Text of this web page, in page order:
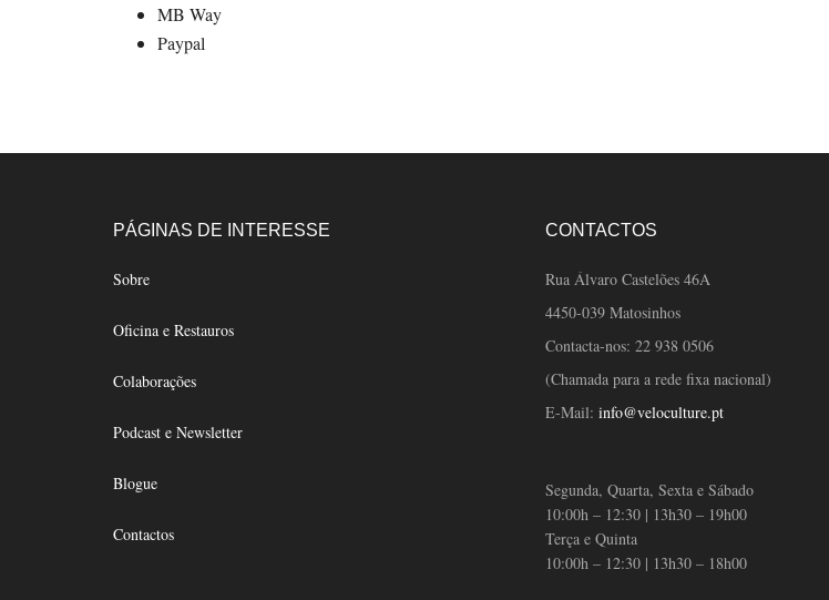
MB Way
Paypal
PÁGINAS DE INTERESSE
Sobre
Oficina e Restauros
Colaborações
Podcast e Newsletter
Blogue
Contactos
CONTACTOS
Rua Álvaro Castelões 46A
4450-039 Matosinhos
Contacta-nos: 22 938 0506
(Chamada para a rede fixa nacional)
E-Mail: info@veloculture.pt
Segunda, Quarta, Sexta e Sábado
10:00h – 12:30 | 13h30 – 19h00
Terça e Quinta
10:00h – 12:30 | 13h30 – 18h00